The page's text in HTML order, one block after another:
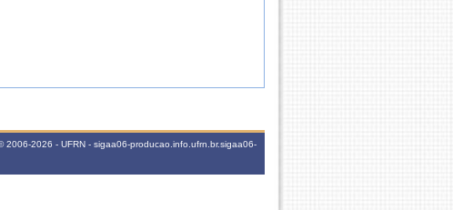
2026 - UFRN - sigaa06-producao.info.ufrn.br.sigaa06-